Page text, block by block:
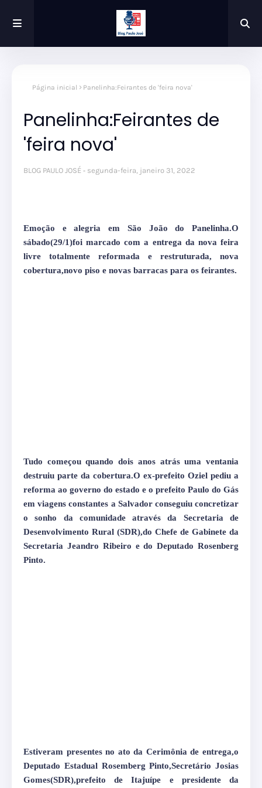
Página inicial Panelinha:Feirantes de 'feira nova'
Panelinha:Feirantes de
'feira nova'
BLOG PAULO JOSÉ segunda-feira, janeiro 31, 2022
Emoção e alegria em São João do Panelinha.O
sábado(29/1)foi marcado com a entrega da nova feira
livre totalmente reformada e restruturada, nova
cobertura,novo piso e novas barracas para os feirantes.
Tudo começou quando dois anos atrás uma ventania
destruiu parte da cobertura.O ex-prefeito Oziel pediu a
reforma ao governo do estado e o prefeito Paulo do Gás
em viagens constantes a Salvador conseguiu concretizar
o sonho da comunidade através da Secretaria de
Desenvolvimento Rural (SDR),do Chefe de Gabinete da
Secretaria Jeandro Ribeiro e do Deputado Rosenberg
Pinto.
Estiveram presentes no ato da Cerimônia de entrega,o
Deputado Estadual Rosemberg Pinto,Secretário Josias
Gomes(SDR),prefeito de Itajuípe e presidente da